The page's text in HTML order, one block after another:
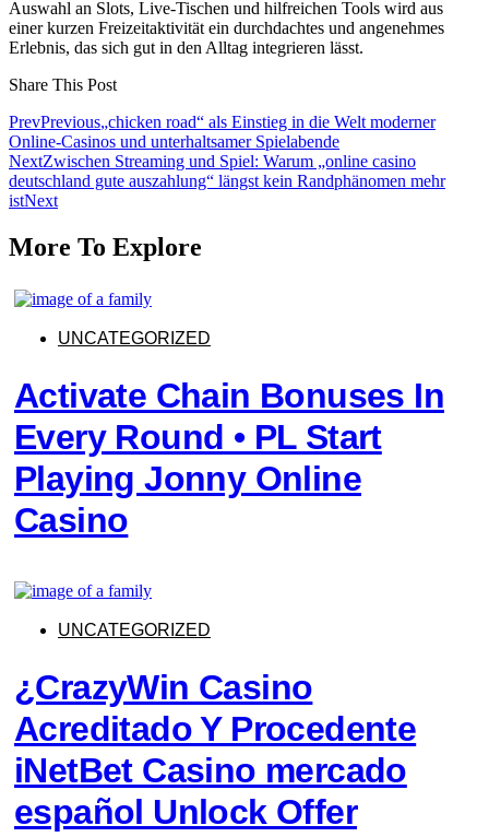
Auswahl an Slots, Live-Tischen und hilfreichen Tools wird aus
einer kurzen Freizeitaktivität ein durchdachtes und angenehmes
Erlebnis, das sich gut in den Alltag integrieren lässt.
Share This Post
PrevPrevious„chicken road“ als Einstieg in die Welt moderner
Online-Casinos und unterhaltsamer Spielabende
NextZwischen Streaming und Spiel: Warum „online casino
deutschland gute auszahlung“ längst kein Randphänomen mehr
istNext
More To Explore
UNCATEGORIZED
Activate Chain Bonuses In
Every Round • PL Start
Playing Jonny Online
Casino
UNCATEGORIZED
¿CrazyWin Casino
Acreditado Y Procedente
iNetBet Casino mercado
español Unlock Offer